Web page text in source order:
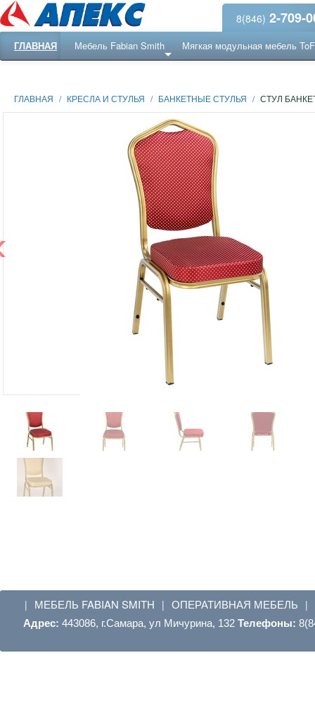
8(846) 2-709-
ГЛАВНАЯ Мебель Fabian Smith Мягкая модульная мебель
ГЛАВНАЯ / КРЕСЛА И СТУЛЬЯ / БАНКЕТНЫЕ СТУЛЬЯ / СТУЛ
| МЕБЕЛЬ FABIAN SMITH | ОПЕРАТИВНАЯ МЕБЕЛЬ |
Адрес: 443086, г.Самара, ул Мичурина, 132 Телефоны: